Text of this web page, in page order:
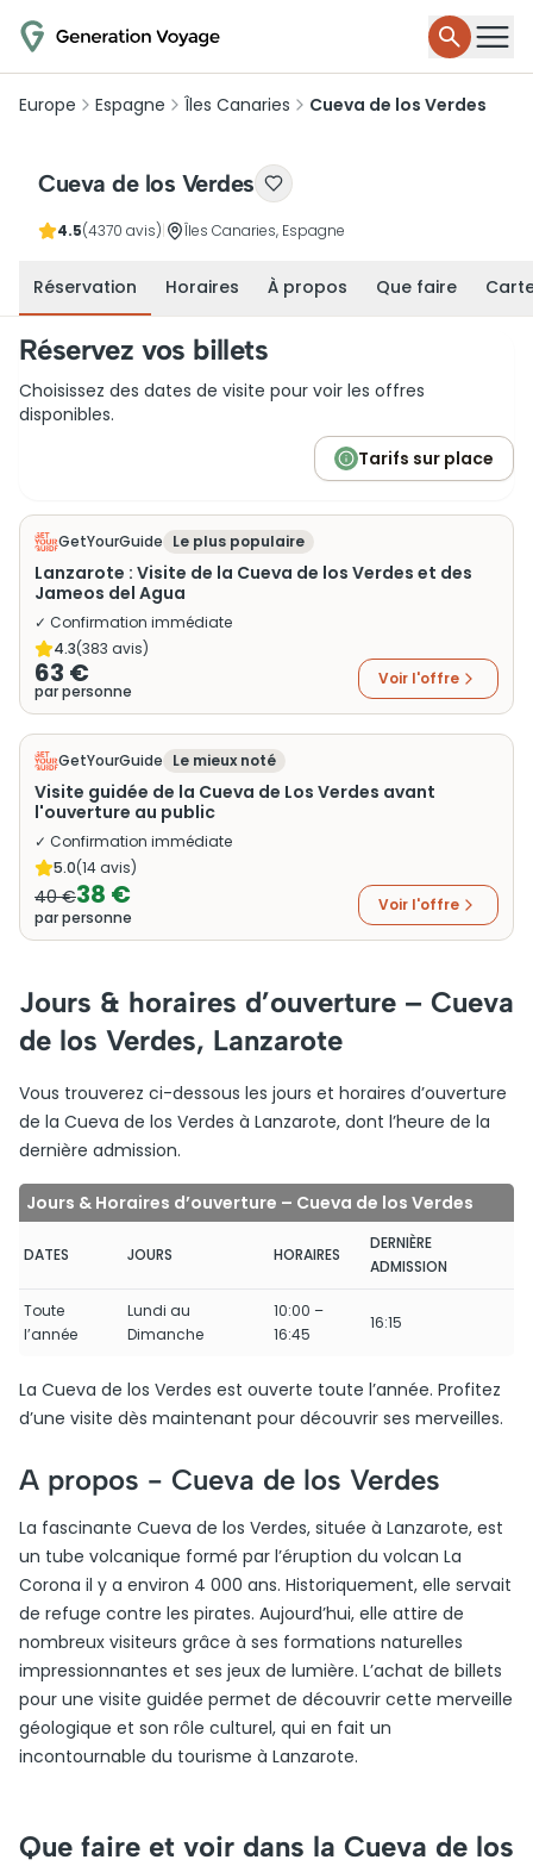
Europe Espagne Îles Canaries Cueva de los Verdes
Cueva de los Verdes
4.5(4370 avis) Îles Canaries, Espagne
Réservation Horaires À propos Que faire
Réservez vos billets
Choisissez des dates de visite pour voir les offres
disponibles.
Tarifs sur place
GetYourGuide Le plus populaire
Lanzarote : Visite de la Cueva de los Verdes et des
Jameos del Agua
✓ Confirmation immédiate
4.3(383 avis)
63 €
par personne
Voir l'offre
GetYourGuide Le mieux noté
Visite guidée de la Cueva de Los Verdes avant
l'ouverture au public
✓ Confirmation immédiate
5.0(14avis)
40 €38 €
par personne
Voir l'offre
Jours & horaires d’ouverture – Cueva
de los Verdes, Lanzarote
Vous trouverez ci-dessous les jours et horaires d’ouverture
de la Cueva de los Verdes à Lanzarote, dont l’heure de la
dernière admission.
Jours & Horaires d’ouverture – Cueva de los Verdes
DATES JOURS HORAIRES
DERNIÈRE
ADMISSION
Toute
l’année
Lundi au
Dimanche
10:00 –
16:45
16:15
La Cueva de los Verdes est ouverte toute l’année. Profitez
d’une visite dès maintenant pour découvrir ses merveilles.
A propos - Cueva de los Verdes
La fascinante Cueva de los Verdes, située à Lanzarote, est
un tube volcanique formé par l’éruption du volcan La
Corona il y a environ 4 000 ans. Historiquement, elle servait
de refuge contre les pirates. Aujourd’hui, elle attire de
nombreux visiteurs grâce à ses formations naturelles
impressionnantes et ses jeux de lumière. L’achat de billets
pour une visite guidée permet de découvrir cette merveille
géologique et son rôle culturel, qui en fait un
incontournable du tourisme à Lanzarote.
Que faire et voir dans la Cueva de los